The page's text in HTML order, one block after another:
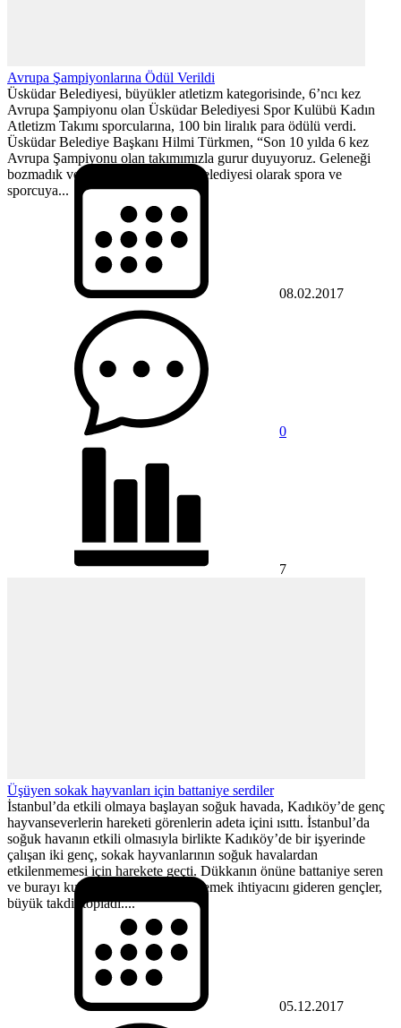
Avrupa Şampiyonlarına Ödül Verildi
Üsküdar Belediyesi, büyükler atletizm kategorisinde, 6’ncı kez
Avrupa Şampiyonu olan Üsküdar Belediyesi Spor Kulübü Kadın
Atletizm Takımı sporcularına, 100 bin liralık para ödülü verdi.
Üsküdar Belediye Başkanı Hilmi Türkmen, “Son 10 yılda 6 kez
Avrupa Şampiyonu olan takımımızla gurur duyuyoruz. Geleneği
bozmadık ve kazandık. Üsküdar Belediyesi olarak spora ve
sporcuya...
08.02.2017
0
7
Üşüyen sokak hayvanları için battaniye serdiler
İstanbul’da etkili olmaya başlayan soğuk havada, Kadıköy’de genç
hayvanseverlerin hareketi görenlerin adeta içini ısıttı. İstanbul’da
soğuk havanın etkili olmasıyla birlikte Kadıköy’de bir işyerinde
çalışan iki genç, sokak hayvanlarının soğuk havalardan
etkilenmemesi için harekete geçti. Dükkanın önüne battaniye seren
ve burayı kullanan köpeklerin de yemek ihtiyacını gideren gençler,
büyük takdir topladı....
05.12.2017